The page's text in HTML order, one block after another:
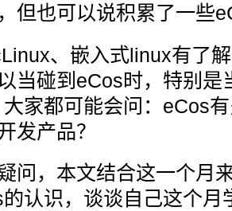
但也可以说积累了一些
、嵌入式linux有了
当碰到eCos时，特别
家都可能会问：eCos
发产品？
问，本文结合这一个月
认识，谈谈自己这个